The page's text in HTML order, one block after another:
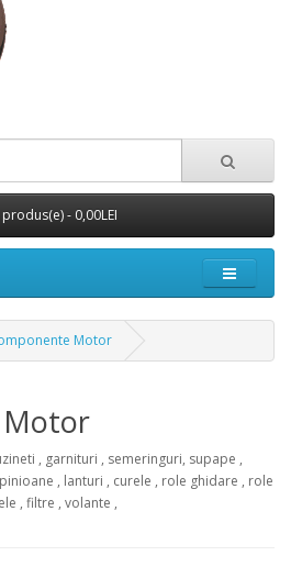
produs(e) - 0,00LEI
Motor
, garnituri , semeringuri, supape ,
, lanturi , curele , role ghidare , role
, filtre , volante ,